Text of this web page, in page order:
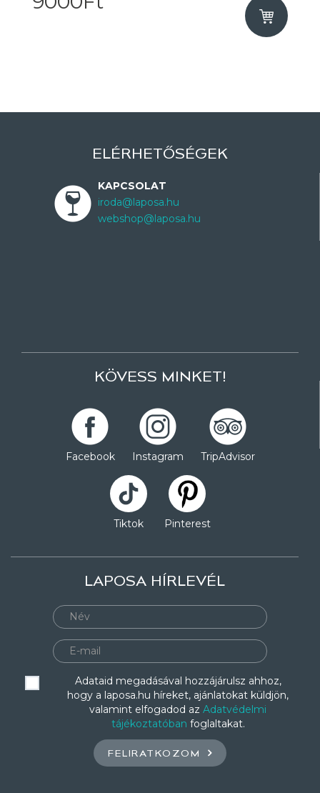
ELÉRHETŐSÉGEK
KAPCSOLAT
iroda@laposa.hu
webshop@laposa.hu
KÖVESS MINKET!
Facebook Instagram TripAdvisor
Tiktok Pinterest
LAPOSA HÍRLEVÉL
Adataid megadásával hozzájárulsz ahhoz,
hogy a laposa.hu híreket, ajánlatokat küldjön,
valamint elfogadod az Adatvédelmi
tájékoztatóban foglaltakat.
FELIRATKOZOM